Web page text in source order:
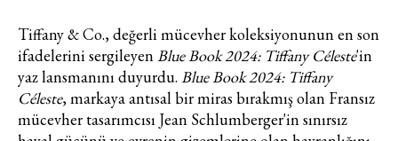
Tiffany & Co., değerli mücevher koleksiyonunun en son
ifadelerini sergileyenBlue Book 2024: Tiffany Céleste'in
yaz lansmanını duyurdu. Blue Book 2024: Tiffany
Céleste, markaya antısal bir miras bırakmış olan Fransız
mücevher tasarımcısı Jean Schlumberger'in sınırsız